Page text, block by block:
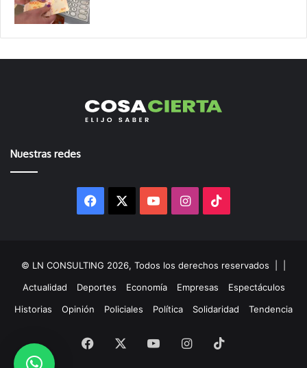
Nuestras redes
Facebook YouTubeInstagram
© LN CONSULTING 2026, Todos los derechos reservados |
Actualidad
Deportes Economía Empresas
Espectáculos
Historias
Opinión Policiales Política Solidaridad Tendencia
Facebook YouTubeInstagram